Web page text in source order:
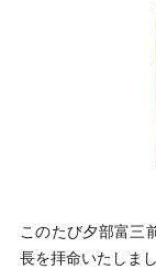
職員募集のご案
医療関係者の方
アクセス
このたび夕部富三
長を拝命いたしまし